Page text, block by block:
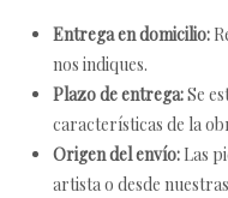
Entrega en domicilio:
nos indiques.
Plazo de entrega:Se
características de la
Origen del envío: Las
artista o desde